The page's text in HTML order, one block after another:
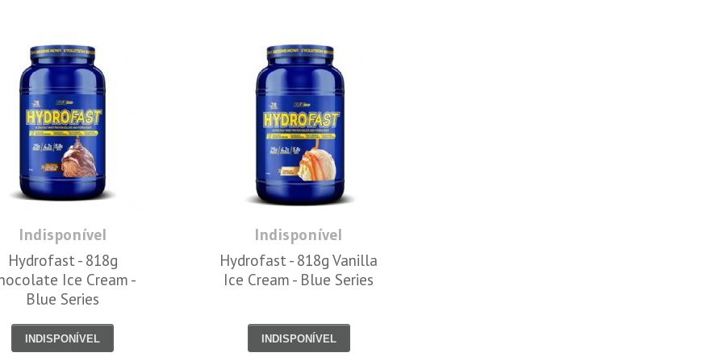
Indisponível
Hydrofast - 818g
Ice Cream -
Blue Series
INDISPONÍVEL
Indisponível
Hydrofast - 818g Vanilla
Ice Cream - Blue Series
INDISPONÍVEL